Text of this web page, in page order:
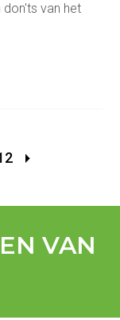
van het
VAN